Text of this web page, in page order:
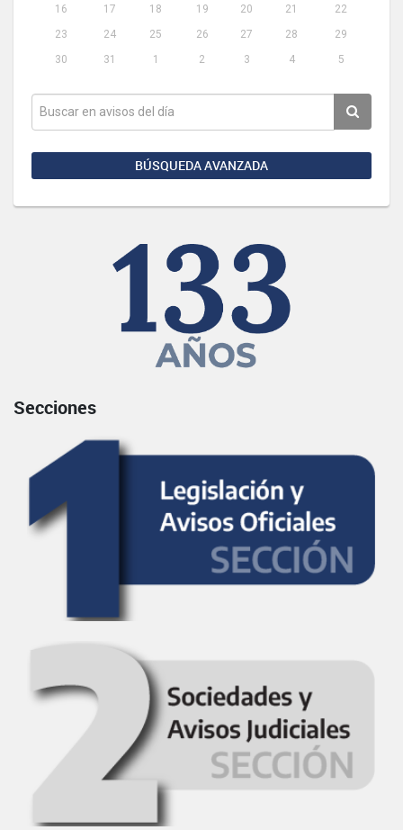
16
17 18 19 20 21
22
23
24 25 26 27 28
29
30
31 1 2 3 4 5
BÚSQUEDA AVANZADA
Secciones